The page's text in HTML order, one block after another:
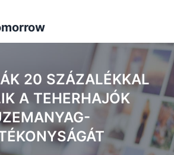
20 SZÁZALÉKKAL
A TEHERHAJÓK